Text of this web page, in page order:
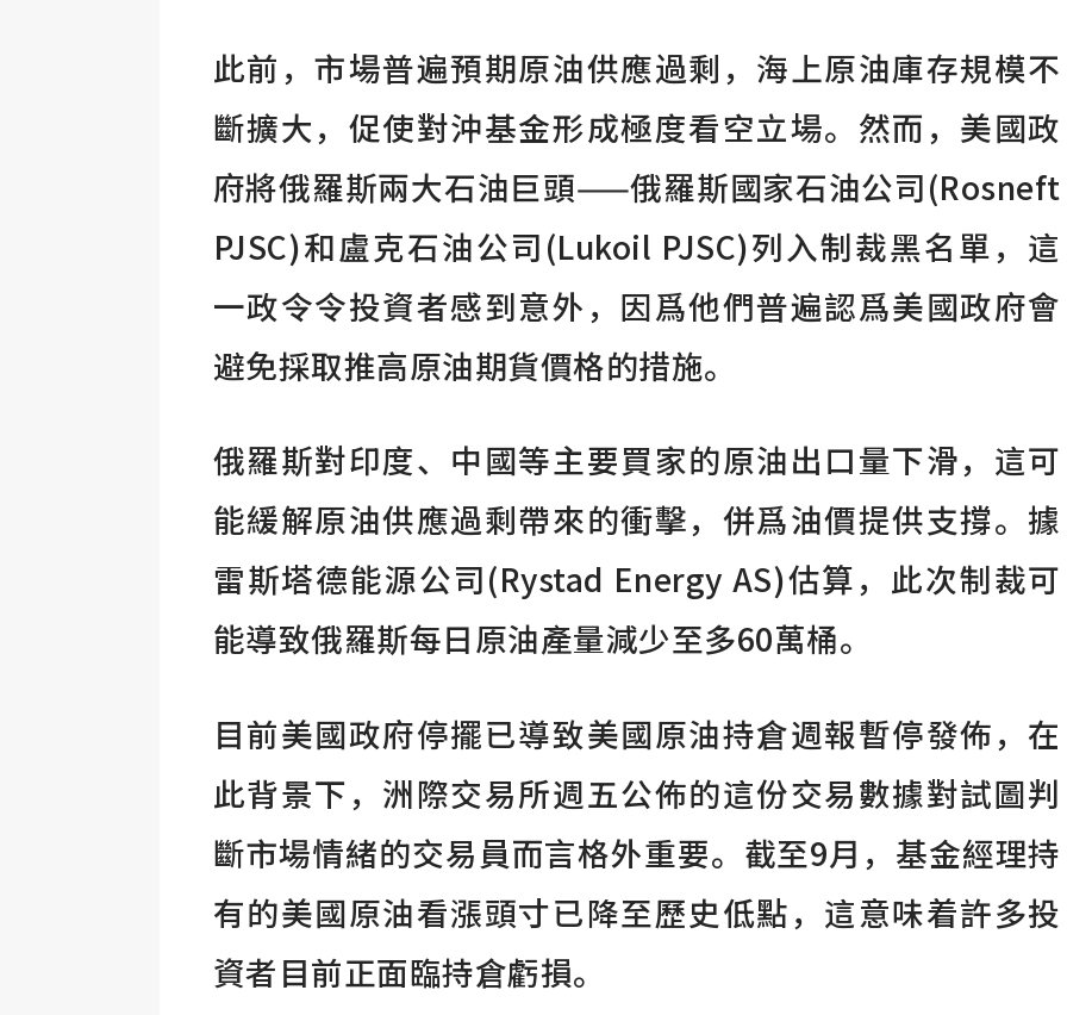
此前，市場普遍預期原油供應過剩，海上原油庫存規模不
斷擴大，促使對沖基金形成極度看空立場。然而，美國政
府將俄羅斯兩大石油巨頭——俄羅斯國家石油公司(Rosneft
PJSC)和盧克石油公司(Lukoil PJSC)列入制裁黑名單，這
一政令令投資者感到意外，因爲他們普遍認爲美國政府會
避免採取推高原油期貨價格的措施。
俄羅斯對印度、中國等主要買家的原油出口量下滑，這可
能緩解原油供應過剩帶來的衝擊，併爲油價提供支撐。據
雷斯塔德能源公司(Rystad Energy AS)估算，此次制裁可
能導致俄羅斯每日原油產量減少至多60萬桶。
目前美國政府停擺已導致美國原油持倉週報暫停發佈，在
此背景下，洲際交易所週五公佈的這份交易數據對試圖判
斷市場情緒的交易員而言格外重要。截至9月，基金經理持
有的美國原油看漲頭寸已降至歷史低點，這意味着許多投
資者目前正面臨持倉虧損。